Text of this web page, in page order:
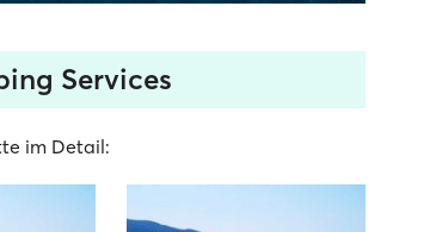
Services
im Detail: